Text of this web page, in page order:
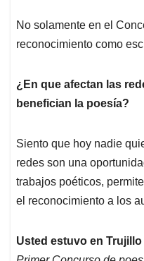
No solamente en el
reconocimiento como
¿En que afectan las
benefician la poesía?
Siento que hoy nadie
redes son una
trabajos poéticos,
el reconocimiento a los
Usted estuvo en